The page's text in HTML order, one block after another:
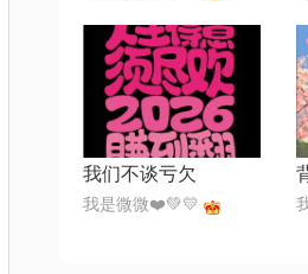
我们不谈亏欠
我是微微❤️💚💛